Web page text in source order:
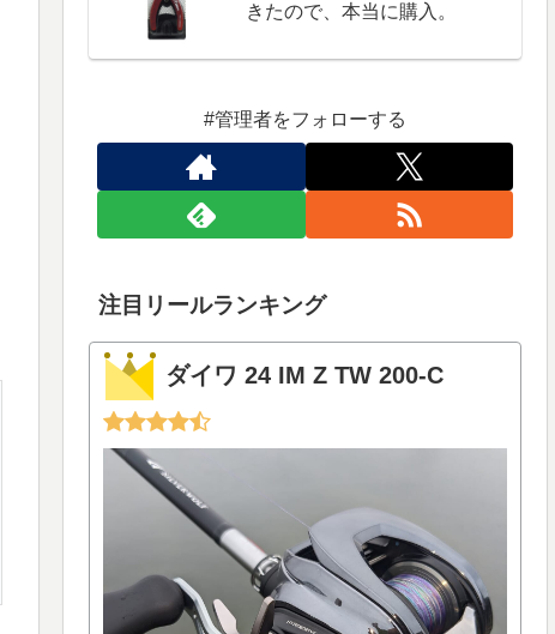
きたので、本当に購入。
#管理者をフォローする
注目リールランキング
ダイワ 24 IM Z TW 200-C